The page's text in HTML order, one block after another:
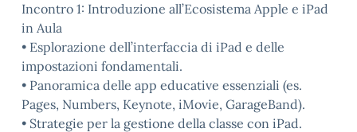
Incontro 1: Introduzione all’Ecosistema Apple e iPad
in Aula
• Esplorazione dell’interfaccia di iPad e delle
impostazioni fondamentali.
• Panoramica delle app educative essenziali (es.
Pages, Numbers, Keynote, iMovie, GarageBand).
• Strategie per la gestione della classe con iPad.